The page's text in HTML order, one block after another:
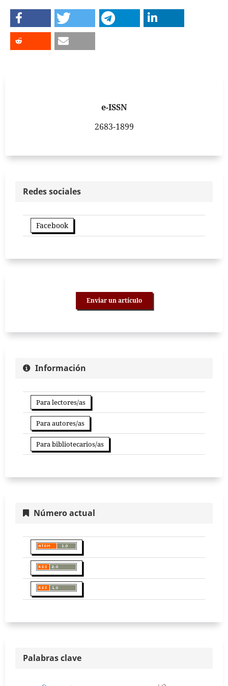
e-ISSN
2683-1899
Redes sociales
Facebook
Enviar un artículo
Información
Para lectores/as
Para autores/as
Para bibliotecarios/as
Número actual
Palabras clave